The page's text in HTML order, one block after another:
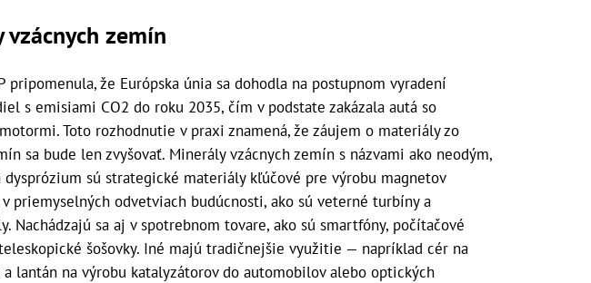
vzácnych zemín
pripomenula, že Európska únia sa dohodla na postupnom vyradení
s emisiami CO2 do roku 2035, čím v podstate zakázala autá so
Toto rozhodnutie v praxi znamená, že záujem o materiály zo
sa bude len zvyšovať. Minerály vzácnych zemín s názvami ako neodým,
dysprózium sú strategické materiály kľúčové pre výrobu magnetov
priemyselných odvetviach budúcnosti, ako sú veterné turbíny a
Nachádzajú sa aj v spotrebnom tovare, ako sú smartfóny, počítačové
šošovky. Iné majú tradičnejšie využitie — napríklad cér na
lantán na výrobu katalyzátorov do automobilov alebo optických